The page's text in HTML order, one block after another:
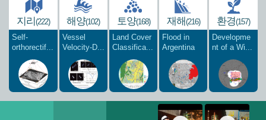
지리(222)
Self-
orthorectif...
해양(102)
Vessel
Velocity-D...
토양(168)
Land Cover
Classifica...
재해(216)
Flood in
Argentina
환경(157)
Developme
nt of a Wi...